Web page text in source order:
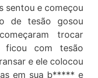
sentou e começou
de tesão gosou
trocar
ficou com tesão
e ele colocou
em sua b***** e